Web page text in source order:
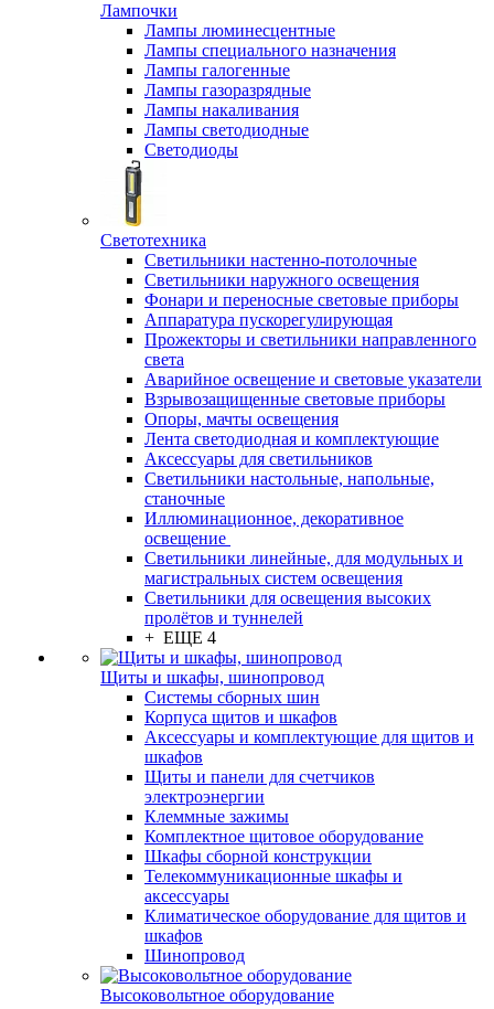
Лампочки
Лампы люминесцентные
Лампы специального назначения
Лампы галогенные
Лампы газоразрядные
Лампы накаливания
Лампы светодиодные
Светодиоды
Светотехника
Светильники настенно-потолочные
Светильники наружного освещения
Фонари и переносные световые приборы
Аппаратура пускорегулирующая
Прожекторы и светильники направленного
света
Аварийное освещение и световые указатели
Взрывозащищенные световые приборы
Опоры, мачты освещения
Лента светодиодная и комплектующие
Аксессуары для светильников
Светильники настольные, напольные,
станочные
Иллюминационное, декоративное
освещение
Светильники линейные, для модульных и
магистральных систем освещения
Светильники для освещения высоких
пролётов и туннелей
+ ЕЩЕ 4
Щиты и шкафы, шинопровод
Системы сборных шин
Корпуса щитов и шкафов
Аксессуары и комплектующие для щитов и
шкафов
Щиты и панели для счетчиков
электроэнергии
Клеммные зажимы
Комплектное щитовое оборудование
Шкафы сборной конструкции
Телекоммуникационные шкафы и
аксессуары
Климатическое оборудование для щитов и
шкафов
Шинопровод
Высоковольтное оборудование